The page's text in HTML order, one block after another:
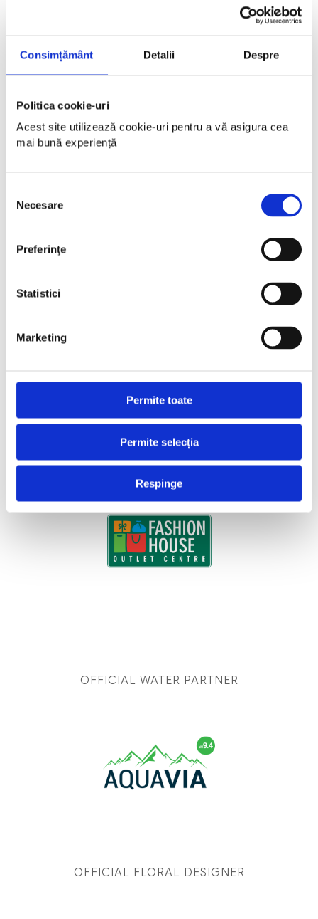
Consimțământ Detalii Despre
Politica cookie-uri
Acest site utilizează cookie-uri pentru a vă asigura cea
mai bună experiență
consimțământului
Necesare
Preferinţe
Statistici
Marketing
Permite toate
Permite selecția
Respinge
OFFICIAL WATER PARTNER
OFFICIAL FLORAL DESIGNER